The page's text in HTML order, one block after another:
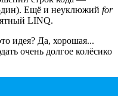
один). Ещё и неуклюжий for
LINQ.
идея? Да, хорошая...
очень долгое колёсико